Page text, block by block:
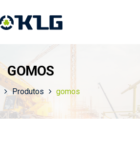
GOMOS
Produtos gomos